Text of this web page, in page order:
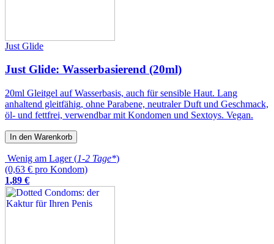
Just Glide
Just Glide: Wasserbasierend (20ml)
20ml Gleitgel auf Wasserbasis, auch für sensible Haut. Lang
anhaltend gleitfähig, ohne Parabene, neutraler Duft und Geschmack,
öl- und fettfrei, verwendbar mit Kondomen und Sextoys. Vegan.
In den Warenkorb
Wenig am Lager (1-2 Tage*)
(0,63 € pro Kondom)
1,89 €